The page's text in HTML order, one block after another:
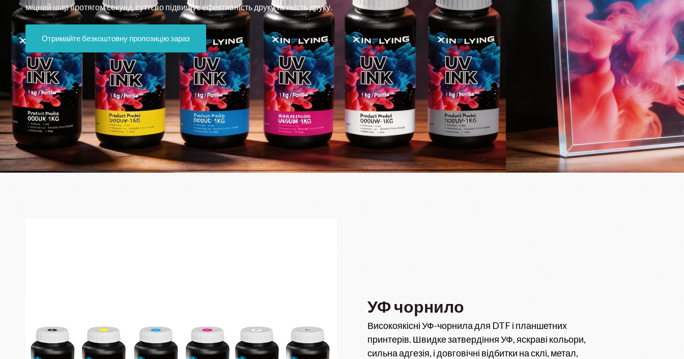
міцний шар протягом секунд, суттєво підвищує ефективність друку та якість друку.
Отримайте безкоштовну пропозицію зараз
УФ чорнило
Високоякісні УФ-чорнила для DTF і планшетних
принтерів. Швидке затвердіння УФ, яскраві кольори,
сильна адгезія, і довговічні відбитки на склі, метал,